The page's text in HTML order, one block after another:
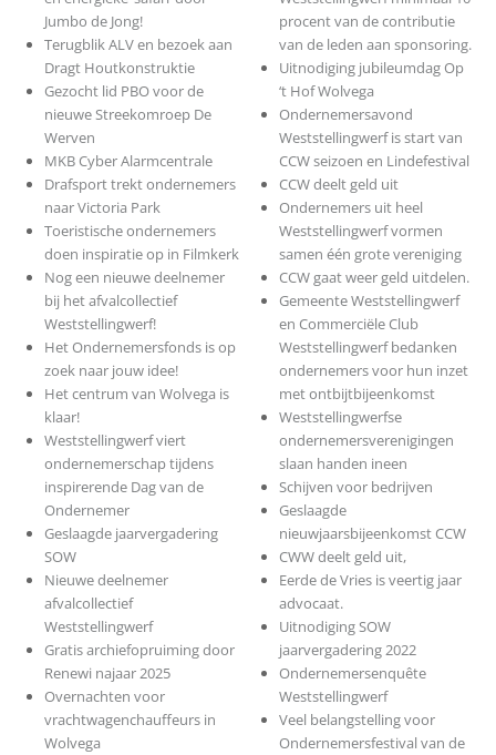
Jumbo de Jong!
Terugblik ALV en bezoek aan
Dragt Houtkonstruktie
Gezocht lid PBO voor de
nieuwe Streekomroep De
Werven
MKB Cyber Alarmcentrale
Drafsport trekt ondernemers
naar Victoria Park
Toeristische ondernemers
doen inspiratie op in Filmkerk
Nog een nieuwe deelnemer
bij het afvalcollectief
Weststellingwerf!
Het Ondernemersfonds is op
zoek naar jouw idee!
Het centrum van Wolvega is
klaar!
Weststellingwerf viert
ondernemerschap tijdens
inspirerende Dag van de
Ondernemer
Geslaagde jaarvergadering
SOW
Nieuwe deelnemer
afvalcollectief
Weststellingwerf
Gratis archiefopruiming door
Renewi najaar 2025
Overnachten voor
vrachtwagenchauffeurs in
Wolvega
procent van de contributie
van de leden aan sponsoring.
Uitnodiging jubileumdag Op
‘t Hof Wolvega
Ondernemersavond
Weststellingwerf is start van
CCW seizoen en Lindefestival
CCW deelt geld uit
Ondernemers uit heel
Weststellingwerf vormen
samen één grote vereniging
CCW gaat weer geld uitdelen.
Gemeente Weststellingwerf
en Commerciële Club
Weststellingwerf bedanken
ondernemers voor hun inzet
met ontbijtbijeenkomst
Weststellingwerfse
ondernemersverenigingen
slaan handen ineen
Schijven voor bedrijven
Geslaagde
nieuwjaarsbijeenkomst CCW
CWW deelt geld uit,
Eerde de Vries is veertig jaar
advocaat.
Uitnodiging SOW
jaarvergadering 2022
Ondernemersenquête
Weststellingwerf
Veel belangstelling voor
Ondernemersfestival van de